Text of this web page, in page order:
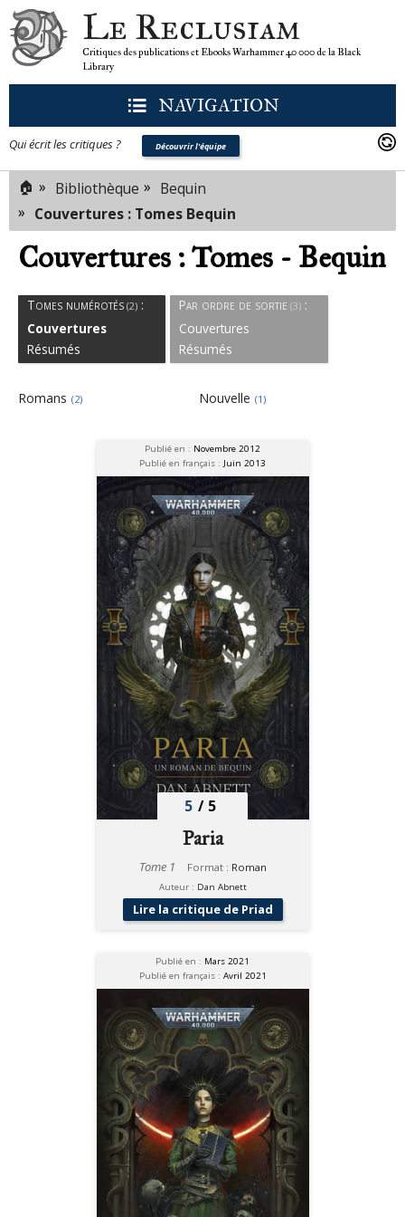
Le Reclusiam
Critiques des publications et Ebooks Warhammer 40 000 de la Black
Library
NAVIGATION
Qui écrit les critiques ? Découvrir l'équipe
🏠 » Bibliothèque » Bequin
» Couvertures : Tomes Bequin
Couvertures : Tomes - Bequin
Tomes numérotés (2) :
Couvertures
Résumés
Par ordre de sortie (3):
Couvertures
Résumés
Romans (2) Nouvelle (1)
Publié en : Novembre 2012
Publié en français : Juin 2013
5 / 5
Paria
Tome 1 Format : Roman
Auteur : Dan Abnett
Lire la critique de Priad
Publié en : Mars 2021
Publié en français : Avril 2021